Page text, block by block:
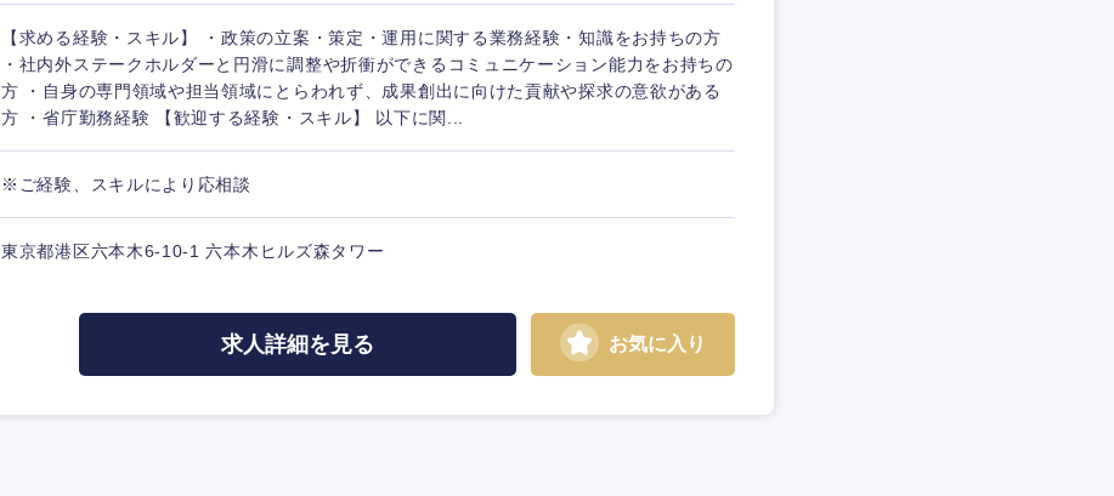
【求める経験・スキル】 ・政策の立案・策定・運用に関する業務経験・知識をお持ちの方
・社内外ステークホルダーと円滑に調整や折衝ができるコミュニケーション能力をお持ちの
方 ・自身の専門領域や担当領域にとらわれず、成果創出に向けた貢献や探求の意欲がある
方 ・省庁勤務経験 【歓迎する経験・スキル】 以下に関...
※ご経験、スキルにより応相談
東京都港区六本木6-10-1 六本木ヒルズ森タワー
求人詳細を見る お気に入り